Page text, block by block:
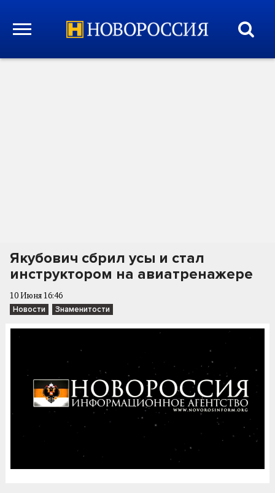
Якубович сбрил усы и стал
инструктором на авиатренажере
10 Июня 16:46
Новости Знаменитости